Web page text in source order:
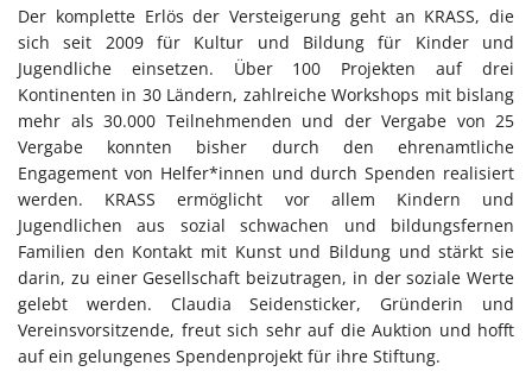
Der komplette Erlös der Versteigerung geht an KRASS, die
sich seit 2009 für Kultur und Bildung für Kinder und
Jugendliche einsetzen. Über 100 Projekten auf drei
Kontinenten in 30 Ländern, zahlreiche Workshops mit bislang
mehr als 30.000 Teilnehmenden und der Vergabe von 25
Vergabe konnten bisher durch den ehrenamtliche
Engagement von Helfer*innen und durch Spenden realisiert
werden. KRASS ermöglicht vor allem Kindern und
Jugendlichen aus sozial schwachen und bildungsfernen
Familien den Kontakt mit Kunst und Bildung und stärkt sie
darin, zu einer Gesellschaft beizutragen, in der soziale Werte
gelebt werden. Claudia Seidensticker, Gründerin und
Vereinsvorsitzende, freut sich sehr auf die Auktion und hofft
auf ein gelungenes Spendenprojekt für ihre Stiftung.